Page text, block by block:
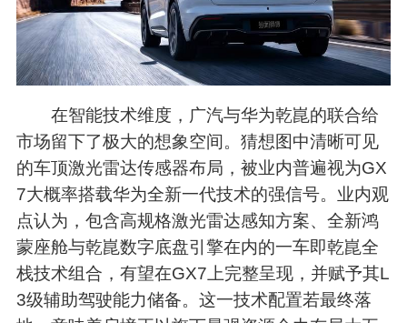
在智能技术维度，广汽与华为乾崑的联合给
市场留下了极大的想象空间。猜想图中清晰可见
的车顶激光雷达传感器布局，被业内普遍视为GX
7大概率搭载华为全新一代技术的强信号。业内观
点认为，包含高规格激光雷达感知方案、全新鸿
蒙座舱与乾崑数字底盘引擎在内的一车即乾崑全
栈技术组合，有望在GX7上完整呈现，并赋予其L
3级辅助驾驶能力储备。这一技术配置若最终落